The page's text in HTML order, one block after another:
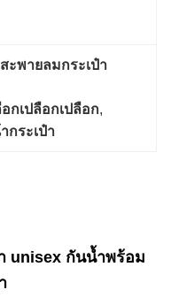
สะพายลมกระเป๋า
กเปลือกเปลือก,
กระเป๋า
unisex กันน้ำพร้อม